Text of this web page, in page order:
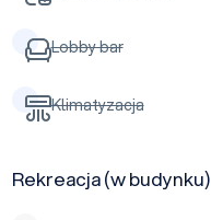
Lobby bar
Klimatyzacja
Rekreacja (w budynku)